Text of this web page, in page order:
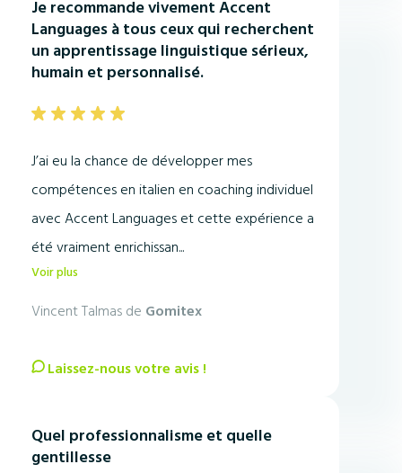
Je recommande vivement Accent
Languages à tous ceux qui recherchent
un apprentissage linguistique sérieux,
humain et personnalisé.
J’ai eu la chance de développer mes
compétences en italien en coaching individuel
avec Accent Languages et cette expérience a
été vraiment enrichissan...
Voir plus
Vincent Talmas de Gomitex
Laissez-nous votre avis !
Quel professionnalisme et quelle
gentillesse